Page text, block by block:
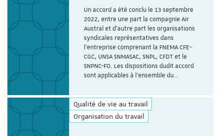
Un accord a été conclu le 13 septembre
2022, entre une part la compagnie Air
Austral et d’autre part les organisations
syndicales représentatives dans
l’entreprise comprenant la FNEMA CFE-
CGC, UNSA SNMASAC, SNPL, CFDT et le
SNPNC-FO. Les dispositions dudit accord
sont applicables à l’ensemble du…
Qualité de vie au travail
Organisation du travail